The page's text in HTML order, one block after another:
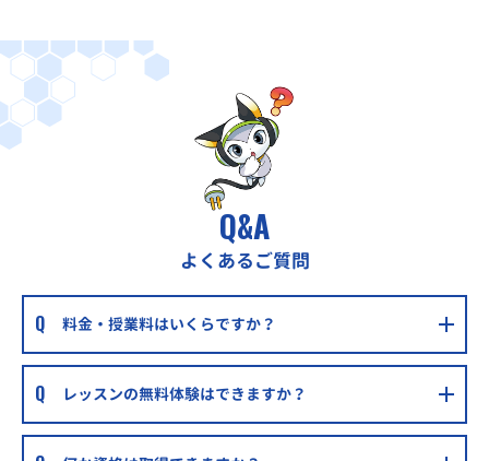
Q&A
よくあるご質問
料金・授業料はいくらですか？
レッスンの無料体験はできますか？